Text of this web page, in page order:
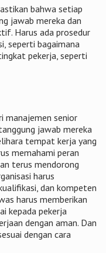
bahwa setiap
jawab mereka dan
Harus ada prosedur
seperti bagaimana
pekerja, seperti
manajemen senior
jawab mereka
tempat kerja yang
memahami peran
terus mendorong
harus
dan kompeten
harus memberikan
kepada pekerja
dengan aman. Dan
dengan cara